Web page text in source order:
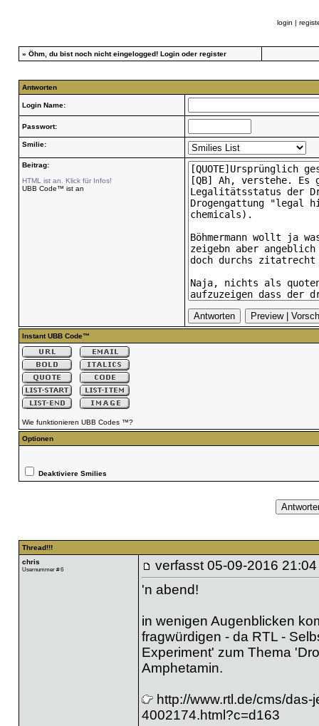
login |
» Öhm, du bist noch nicht eingelogged! Loginoder register
Antworten
Login Name:
Passwort:
Smilie:
Beitrag:
HTML ist an. Klick für Infos!
UBB Code™ ist an
Instant UBB Code™
Wie funktionieren UBB Codes ™?
Optionen
Deaktiviere Smilies
Thread!!!
chris
Usernummer # 6 verfasst 05-09-2016 21:04
'n abend!
in wenigen Augenblicken
fragwürdigen - da RTL -
Experiment' zum Thema
Amphetamin.
http://www.rtl.de/cms/
4002174.html?c=d163